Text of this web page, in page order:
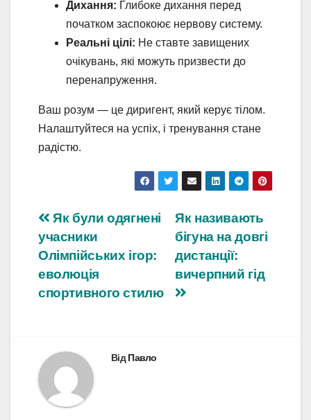
Дихання: Глибоке дихання перед
початком заспокоює нервову систему.
Реальні цілі: Не ставте завищених
очікувань, які можуть призвести до
перенапруження.
Ваш розум — це диригент, який керує тілом.
Налаштуйтеся на успіх, і тренування стане
радістю.
Навігація
записів
Як називають
бігуна на довгі
дистанції:
вичерпний гід
Як були одягнені
учасники
Олімпійських ігор:
еволюція
спортивного стилю
ВідПавло